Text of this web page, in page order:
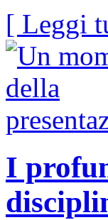
[ Leggi
I